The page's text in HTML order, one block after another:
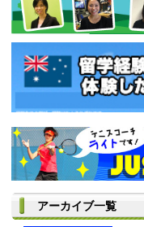
アーカイブ一覧